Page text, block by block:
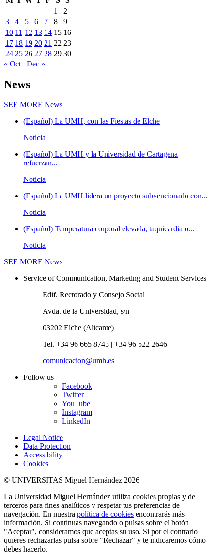
1
2
3
4 5 6 7 8
9
10 11 12 13 14 15 16
17 18 19 20 21 22 23
24 25 26 27 28 29 30
« Oct
Dec »
News
SEE MORE News
(Español) La UMH, con las Fiestas de Elche
Noticia
(Español) La UMH y la Universidad de Cartagena
refuerzan...
Noticia
(Español) La UMH lidera un proyecto subvencionado con...
Noticia
(Español) Temperatura corporal elevada, taquicardia o...
Noticia
SEE MORE News
Service of Communication, Marketing and Student Services
Edif. Rectorado y Consejo Social
Avda. de la Universidad, s/n
03202 Elche (Alicante)
Tel. +34 96 665 8743 | +34 96 522 2646
comunicacion@umh.es
Follow us
Facebook
Twitter
YouTube
Instagram
LinkedIn
Legal Notice
Data Protection
Accessibility
Cookies
© UNIVERSITAS Miguel Hernández 2026
La Universidad Miguel Hernández utiliza cookies propias y de
terceros para fines analíticos y respetar tus preferencias de
navegación. En nuestra política de cookies encontrarás más
información. Si continuas navegando o pulsas sobre el botón
"Aceptar", consideramos que aceptas su uso. Si por el contrario
quieres rechazarlas pulsa sobre "Rechazar" y te indicaremos cómo
debes hacerlo.